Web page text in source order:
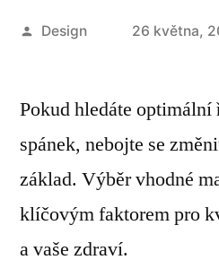
Autor
Design 26 května,
Pokud hledáte optimální
spánek, nebojte se
základ. Výběr vhodné
klíčovým faktorem pro
a vaše zdraví.